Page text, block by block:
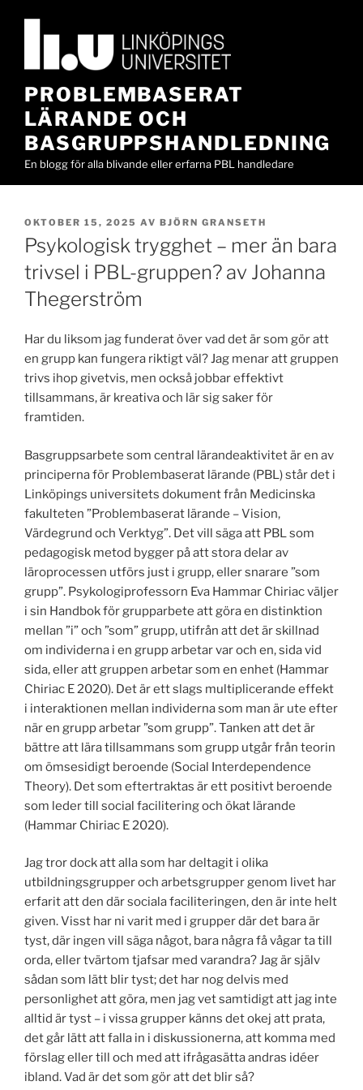
PROBLEMBASERAT
LÄRANDE OCH
BASGRUPPSHANDLEDNING
En blogg för alla blivande eller erfarna PBL handledare
PUBLICERAT
OKTOBER 15, 2025 AV BJÖRN GRANSETH
Psykologisk trygghet – mer än bara
trivsel i PBL-gruppen? av Johanna
Thegerström
Har du liksom jag funderat över vad det är som gör att
en grupp kan fungera riktigt väl? Jag menar att gruppen
trivs ihop givetvis, men också jobbar effektivt
tillsammans, är kreativa och lär sig saker för
framtiden.
Basgruppsarbete som central lärandeaktivitet är en av
principerna för Problembaserat lärande (PBL) står det i
Linköpings universitets dokument från Medicinska
fakulteten ”Problembaserat lärande – Vision,
Värdegrund och Verktyg”. Det vill säga att PBL som
pedagogisk metod bygger på att stora delar av
läroprocessen utförs just i grupp, eller snarare ”som
grupp”. Psykologiprofessorn Eva Hammar Chiriac väljer
i sin Handbok för grupparbete att göra en distinktion
mellan ”i” och ”som” grupp, utifrån att det är skillnad
om individerna i en grupp arbetar var och en, sida vid
sida, eller att gruppen arbetar som en enhet (Hammar
Chiriac E 2020). Det är ett slags multiplicerande effekt
i interaktionen mellan individerna som man är ute efter
när en grupp arbetar ”som grupp”. Tanken att det är
bättre att lära tillsammans som grupp utgår från teorin
om ömsesidigt beroende (Social Interdependence
Theory). Det som eftertraktas är ett positivt beroende
som leder till social facilitering och ökat lärande
(Hammar Chiriac E 2020).
Jag tror dock att alla som har deltagit i olika
utbildningsgrupper och arbetsgrupper genom livet har
erfarit att den där sociala faciliteringen, den är inte helt
given. Visst har ni varit med i grupper där det bara är
tyst, där ingen vill säga något, bara några få vågar ta till
orda, eller tvärtom tjafsar med varandra? Jag är själv
sådan som lätt blir tyst; det har nog delvis med
personlighet att göra, men jag vet samtidigt att jag inte
alltid är tyst – i vissa grupper känns det okej att prata,
det går lätt att falla in i diskussionerna, att komma med
förslag eller till och med att ifrågasätta andras idéer
ibland. Vad är det som gör att det blir så?